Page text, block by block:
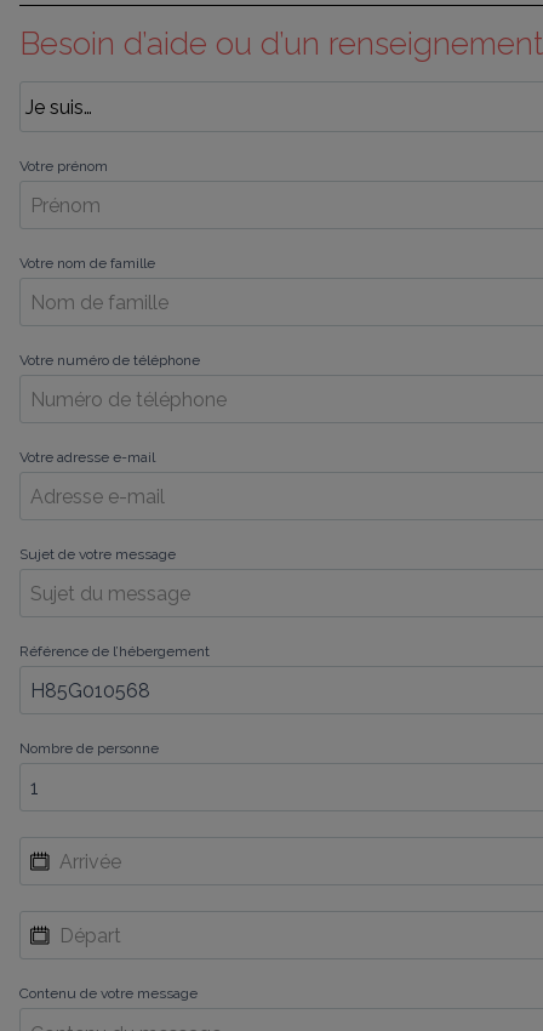
Besoin d’aide ou d’un
Votre prénom
Votre nom de famille
Votre numéro de téléphone
Votre adresse e-mail
Sujet de votre message
Référence de l’hébergement
Nombre de personne
Contenu de votre message